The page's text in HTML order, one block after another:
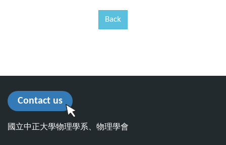
Back
Contact us
國立中正大學物理學系、物理學會